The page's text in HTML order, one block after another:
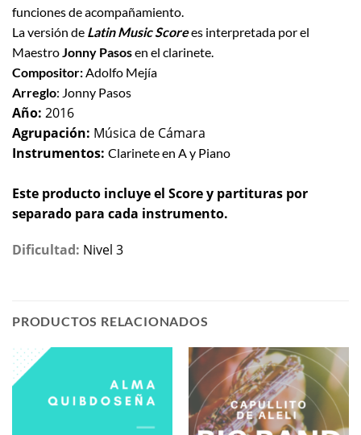
funciones de acompañamiento.
La versión de Latin Music Scorees interpretada por el
Maestro Jonny Pasosen el clarinete
Compositor: Adolfo Mejía
Arreglo: Jonny Pasos
Año: 2016
Agrupación: Música de Cámara
Instrumentos: Clarinete en A y Piano
Este producto incluye el Score y partituras por
separado para cada instrumento.
Dificultad: Nivel 3
PRODUCTOS RELACIONADOS